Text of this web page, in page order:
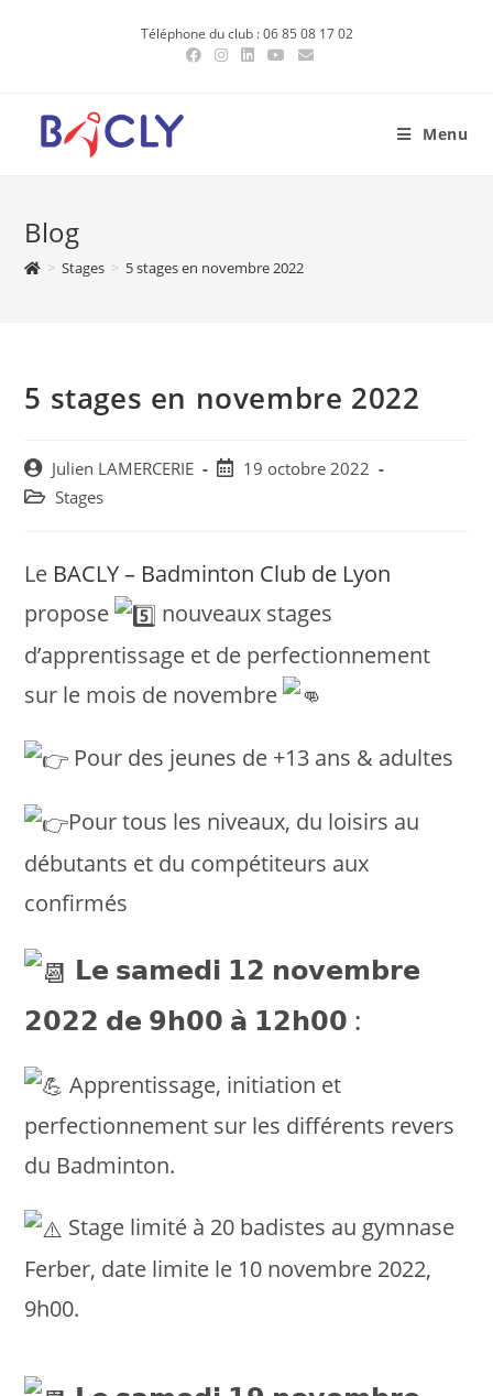
Téléphone du club : 06 85 08 17 02
Menu
Blog
> Stages > 5 stages en novembre 2022
5 stages en novembre 2022
Post
author:
Julien LAMERCERIE
Post19 octobre 2022
Post Stages
Le BACLY – Badminton Club de Lyon
propose
nouveaux stages
d’apprentissage et de perfectionnement
sur le mois de novembre
Pour des jeunes de +13 ans & adultes
Pour tous les niveaux, du loisirs au
débutants et du compétiteurs aux
confirmés
𝗟𝗲 𝘀𝗮𝗺𝗲𝗱𝗶 𝟭𝟮 𝗻𝗼𝘃𝗲𝗺𝗯𝗿𝗲
𝟮𝟬𝟮𝟮 𝗱𝗲 𝟵𝗵𝟬𝟬 𝗮̀ 𝟭𝟮𝗵𝟬𝟬 :
Apprentissage, initiation et
perfectionnement sur les différents revers
du Badminton.
Stage limité à 20 badistes au gymnase
Ferber, date limite le 10 novembre 2022,
9h00.